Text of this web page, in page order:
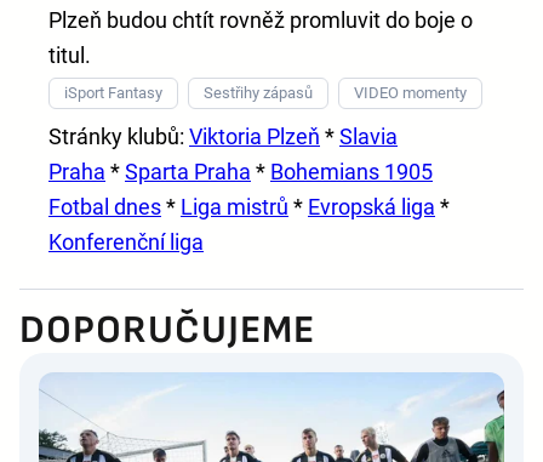
Plzeň budou chtít rovněž promluvit do boje o
titul.
iSport Fantasy Sestřihy zápasů VIDEO momenty
Stránky klubů: Viktoria Plzeň *Slavia
Praha *Sparta Praha * Bohemians 1905
Fotbal dnes* Liga mistrů * Evropská liga *
Konferenční liga
DOPORUČUJEME